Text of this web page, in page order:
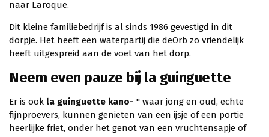
naar Laroque.
Dit kleine familiebedrijf is al sinds 1986 gevestigd in dit
dorpje. Het heeft een waterpartij die deOrb zo vriendelijk
heeft uitgespreid aan de voet van het dorp.
Neem even pauze bij la guinguette
Er is ook la guinguette kano- " waar jong en oud, echte
fijnproevers, kunnen genieten van een ijsje of een portie
heerlijke friet, onder het genot van een vruchtensapje of